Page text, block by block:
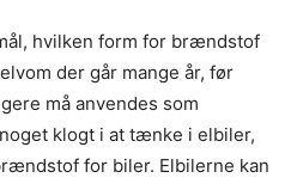
hvilken form for brændstof
der går mange år, før
må anvendes som
klogt i at tænke i elbiler,
for biler. Elbilerne kan